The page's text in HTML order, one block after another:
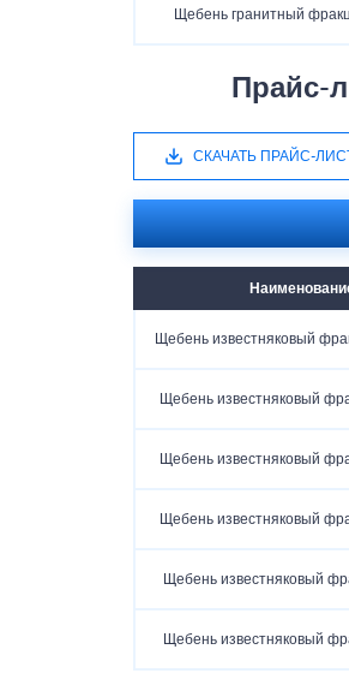
Щебень гранитный
Прайс-
СКАЧАТЬ ПРАЙС-
Щебень известняковый
Щебень известняковый
Щебень известняковый
Щебень известняковый
Щебень известняковый
Щебень известняковый